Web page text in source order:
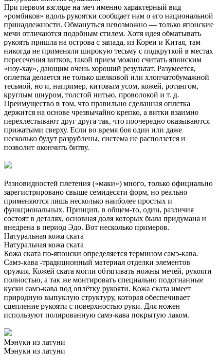
При первом взгляде на меч именно характерный вид
«ромбиков» вдоль рукоятки сообщает нам о его национальной
принадлежности. Обмануться невозможно — только японские
мечи отличаются подобным стилем. Хотя идея обматывать
рукоять пришла на острова с запада, из Кореи и Китая, там
никогда не применяли широкую тесьму с подкруткой в местах
пересечения витков, такой прием можно считать японским
«ноу-хау», дающим очень хороший результат. Разумеется,
оплетка делается не только шелковой или хлопчатобумажной
тесьмой, но и, например, китовым усом, кожей, ротангом,
круглым шнуром, толстой нитью, проволокой и т. д.
Преимущество в том, что правильно сделанная оплетка
держится на основе чрезвычайно крепко, а витки взаимно
перехлестывают друг друга так, что поочередно оказываются
прижатыми сверху. Если во время боя один или даже
несколько будут разрублены, система не расползется и
позволит окончить битву.
Разновидностей плетения («маки») много, только официально
зарегистрировано свыше семидесяти форм, но реально
применяются лишь несколько наиболее простых и
функциональных. Принцип, в общем-то, один, различия
состоят в деталях, основная доля которых была придумана и
внедрена в период Эдо. Вот несколько примеров.
Натуральная кожа ската
Натуральная кожа ската
Кожа ската по-японски определяется термином самэ-кава.
Самэ-кава -традиционный материал отделки элементов
оружия. Кожей ската могли обтягивать ножны мечей, рукояти
полностью, а так же монтировать специально подогнанные
куски самэ-кава под оплётку рукояти. Кожа ската имеет
природную выпуклую структуру, которая обеспечивает
сцепление рукояти с поверхностью руки. Для ножен
используют полированную самэ-кава покрытую лаком.
Мэнуки из латуни
Мэнуки из латуни